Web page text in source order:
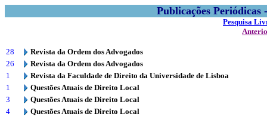
Publicações
Pesquisa
28
Revista da Ordem dos Advogados
26
Revista da Ordem dos Advogados
1
Revista da Faculdade de Direito da Universidade de Lisboa
1
Questões Atuais de Direito Local
3
Questões Atuais de Direito Local
4
Questões Atuais de Direito Local